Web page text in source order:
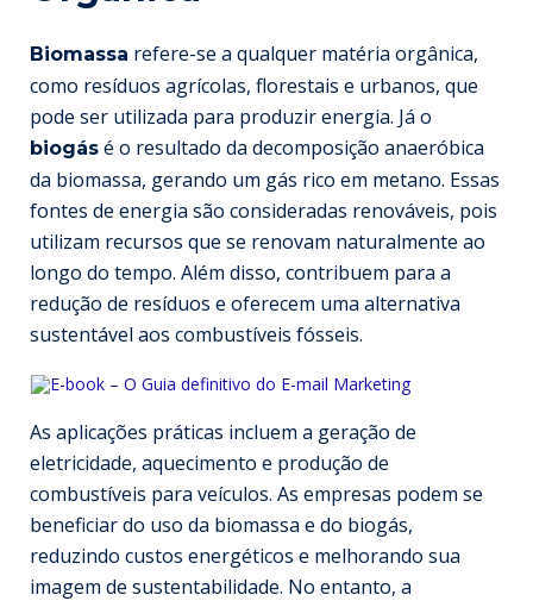
Biomassa refere-se a qualquer matéria orgânica,
como resíduos agrícolas, florestais e urbanos, que
pode ser utilizada para produzir energia. Já o
biogás é o resultado da decomposição anaeróbica
da biomassa, gerando um gás rico em metano. Essas
fontes de energia são consideradas renováveis, pois
utilizam recursos que se renovam naturalmente ao
longo do tempo. Além disso, contribuem para a
redução de resíduos e oferecem uma alternativa
sustentável aos combustíveis fósseis.
As aplicações práticas incluem a geração de
eletricidade, aquecimento e produção de
combustíveis para veículos. As empresas podem se
beneficiar do uso da biomassa e do biogás,
reduzindo custos energéticos e melhorando sua
imagem de sustentabilidade. No entanto, a